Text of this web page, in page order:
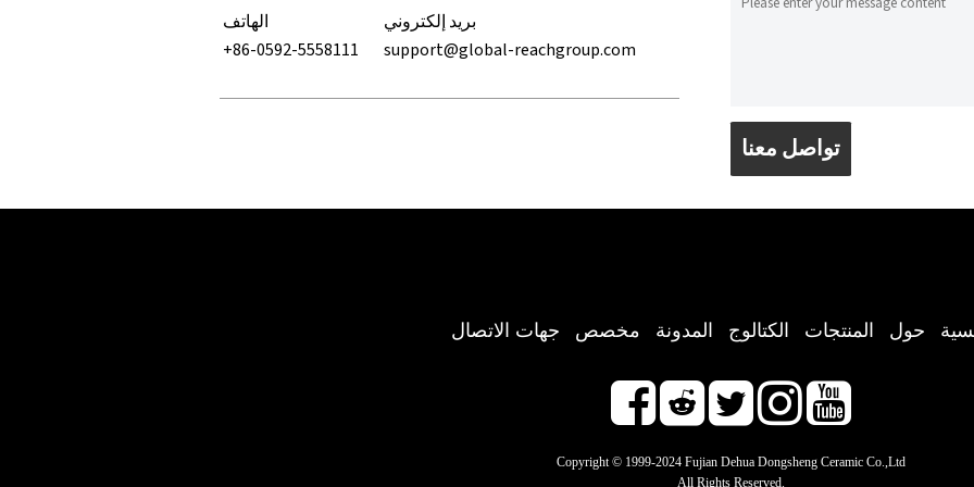
الهاتف
بريد إلكتروني
+86-0592-5558111
support@global-reachgroup.com
تواصل معنا
حول المنتجات الكتالوج المدونة مخصص جهات الاتصال
Copyright © 1999-2024 Fujian Dehua Dongsheng Ceramic Co.,Ltd
All Rights Reserved.